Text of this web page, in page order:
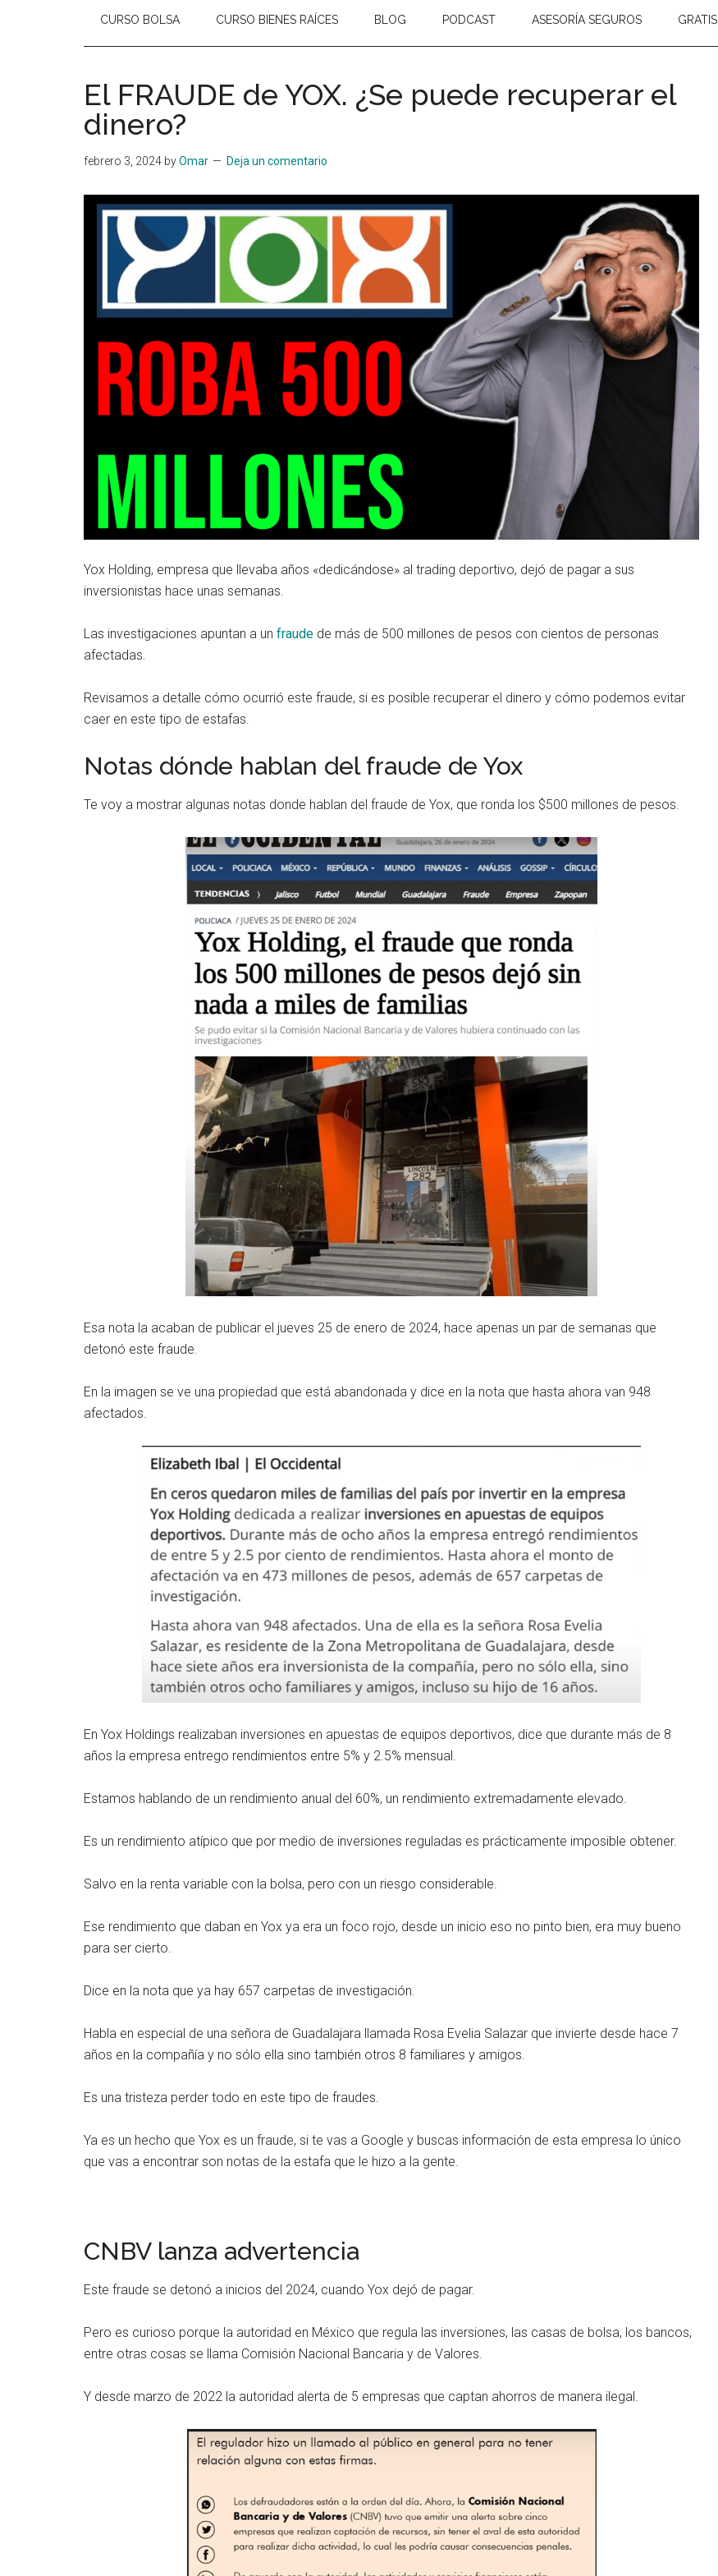
CURSO BOLSA CURSO BIENES RAÍCES BLOG PODCAST ASESORÍA SEGUROS GRATIS
El FRAUDE de YOX. ¿Se puede recuperar el
dinero?
febrero 3, 2024 byOmar Deja un comentario
Yox Holding, empresa que llevaba años «dedicándose» al trading deportivo, dejó de pagar a sus
inversionistas hace unas semanas.
Las investigaciones apuntan a un fraude de más de 500 millones de pesos con cientos de personas
afectadas.
Revisamos a detalle cómo ocurrió este fraude, si es posible recuperar el dinero y cómo podemos evitar
caer en este tipo de estafas.
Notas dónde hablan del fraude de Yox
Te voy a mostrar algunas notas donde hablan del fraude de Yox, que ronda los $500 millones de pesos.
Esa nota la acaban de publicar el jueves 25 de enero de 2024, hace apenas un par de semanas que
detonó este fraude.
En la imagen se ve una propiedad que está abandonada y dice en la nota que hasta ahora van 948
afectados.
En Yox Holdings realizaban inversiones en apuestas de equipos deportivos, dice que durante más de 8
años la empresa entrego rendimientos entre 5% y 2.5% mensual.
Estamos hablando de un rendimiento anual del 60%, un rendimiento extremadamente elevado.
Es un rendimiento atípico que por medio de inversiones reguladas es prácticamente imposible obtener.
Salvo en la renta variable con la bolsa, pero con un riesgo considerable.
Ese rendimiento que daban en Yox ya era un foco rojo, desde un inicio eso no pinto bien, era muy bueno
para ser cierto.
Dice en la nota que ya hay 657 carpetas de investigación.
Habla en especial de una señora de Guadalajara llamada Rosa Evelia Salazar que invierte desde hace 7
años en la compañía y no sólo ella sino también otros 8 familiares y amigos.
Es una tristeza perder todo en este tipo de fraudes.
Ya es un hecho que Yox es un fraude, si te vas a Google y buscas información de esta empresa lo único
que vas a encontrar son notas de la estafa que le hizo a la gente.
CNBV lanza advertencia
Este fraude se detonó a inicios del 2024, cuando Yox dejó de pagar.
Pero es curioso porque la autoridad en México que regula las inversiones, las casas de bolsa, los bancos,
entre otras cosas se llama Comisión Nacional Bancaria y de Valores.
Y desde marzo de 2022 la autoridad alerta de 5 empresas que captan ahorros de manera ilegal.